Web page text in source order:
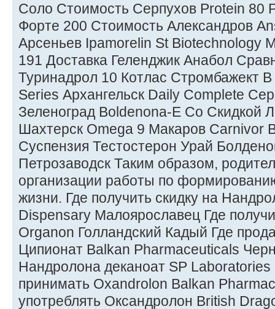
Соло Стоимость Серпухов Protein 80
Форте 200 Стоимость Александров
Арсеньев Ipamorelin St Biotechnology
191 Доставка Геленджик Анабол
Туринадрол 10 Котлас Стромбажект
Series Архангельск Daily Complete
Зеленоград Boldenona-E Со Скидкой
Шахтерск Omega 9 Макаров Carnivor
Суспензия Тестостерон Урай
Петрозаводск Таким образом,
организации работы по
жизни. Где получить скидку на
Dispensary Малоярославец Где
Organon Голландский Кадый Где
Ципионат Balkan Pharmaceuticals
Нандролона деканоат SP Laboratories
принимать Oxandrolon Balkan
употреблять Оксандролон British